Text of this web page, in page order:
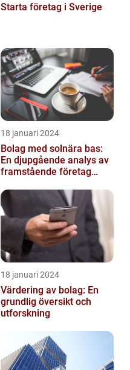
Starta företag i Sverige
18 januari 2024
Bolag med solnära bas:
En djupgående analys av
framstående företag
18 januari 2024
Värdering av bolag: En
grundlig översikt och
utforskning